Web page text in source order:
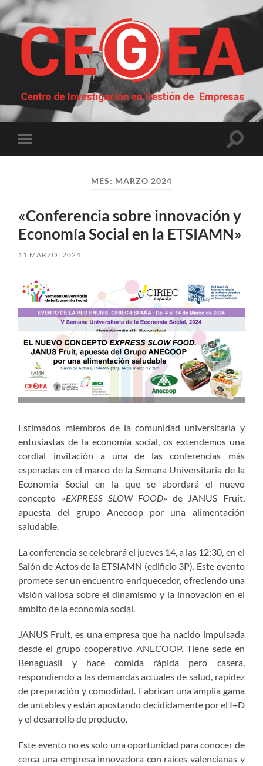
Centro
de
Investigación
Empresas
Alternar
el
MES: MARZO 2024
«Conferencia sobre innovación y
Economía Social en la ETSIAMN»
11 MARZO, 2024
Estimados miembros de la comunidad universitaria y
entusiastas de la economía social, os extendemos una
cordial invitación a una de las conferencias más
esperadas en el marco de la Semana Universitaria de la
Economía Social en la que se abordará el nuevo
concepto «EXPRESS SLOW FOOD» de JANUS Fruit,
apuesta del grupo Anecoop por una alimentación
saludable.
La conferencia se celebrará el jueves 14, a las 12:30, en el
Salón de Actos de la ETSIAMN (edificio 3P). Este evento
promete ser un encuentro enriquecedor, ofreciendo una
visión valiosa sobre el dinamismo y la innovación en el
ámbito de la economía social.
JANUS Fruit, es una empresa que ha nacido impulsada
desde el grupo cooperativo ANECOOP. Tiene sede en
Benaguasil y hace comida rápida pero casera,
respondiendo a las demandas actuales de salud, rapidez
de preparación y comodidad. Fabrican una amplia gama
de untables y están apostando decididamente por el I+D
y el desarrollo de producto.
Este evento no es solo una oportunidad para conocer de
cerca una empresa innovadora con raíces valencianas y